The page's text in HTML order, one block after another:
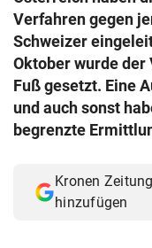
Verfahren gegen
Schweizer
Oktober wurde
Fuß gesetzt. Eine
und auch sonst
begrenzte
Kronen
hinzufügen